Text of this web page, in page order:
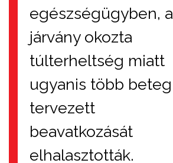
egészségügyben, a
járvány okozta
túlterheltség miatt
ugyanis több beteg
tervezett
beavatkozását
elhalasztották.